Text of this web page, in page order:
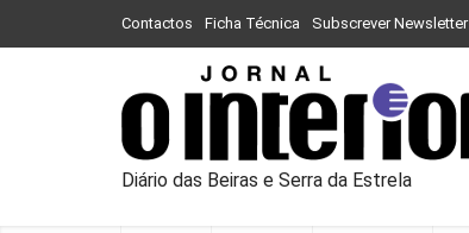
Contactos Ficha Técnica Subscrever Newsletter
Diário das Beiras e Serra da Estrela